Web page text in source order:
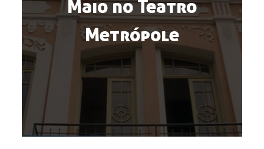
Maio no Teatro
Metrópole